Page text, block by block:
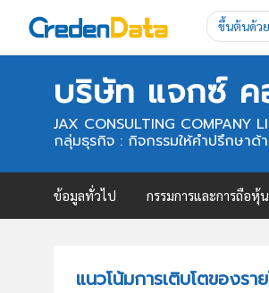
ขึ้นต้นด้วย
บริษัท แจกซ์
JAX CONSULTING COMPANY
กลุ่มธุรกิจ : กิจกรรมให้คำปรึกษาด้
ข้อมูลทั่วไป กรรมการและการถือหุ้น
แนวโน้มการเติบโตของร